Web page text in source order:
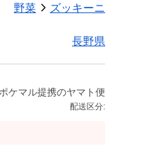
野菜 ズッキーニ
長野県
ポケマル提携のヤマト便
配送区分: